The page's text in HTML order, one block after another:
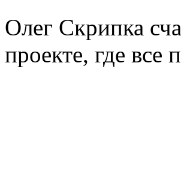
Олег Скрипка
проекте, где все